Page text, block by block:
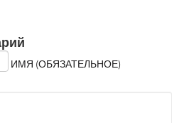
ИМЯ (ОБЯЗАТЕЛЬНОЕ)